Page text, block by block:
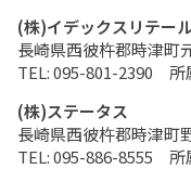
(株)イデックスリテー
長崎県西彼杵郡時津町
095-801-2390
(株)ステータス
長崎県西彼杵郡時津町
095-886-8555